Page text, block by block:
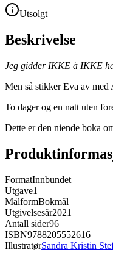
Utsolgt
Beskrivelse
Jeg gidder IKKE å IKKE
Men så stikker Eva av med
To dager og en natt uten
Dette er den niende boka
FormatInnbundet
Utgave1
MålformBokmål
Utgivelsesår2021
Antall sider96
ISBN9788205552616
IllustratørSandra Kristin